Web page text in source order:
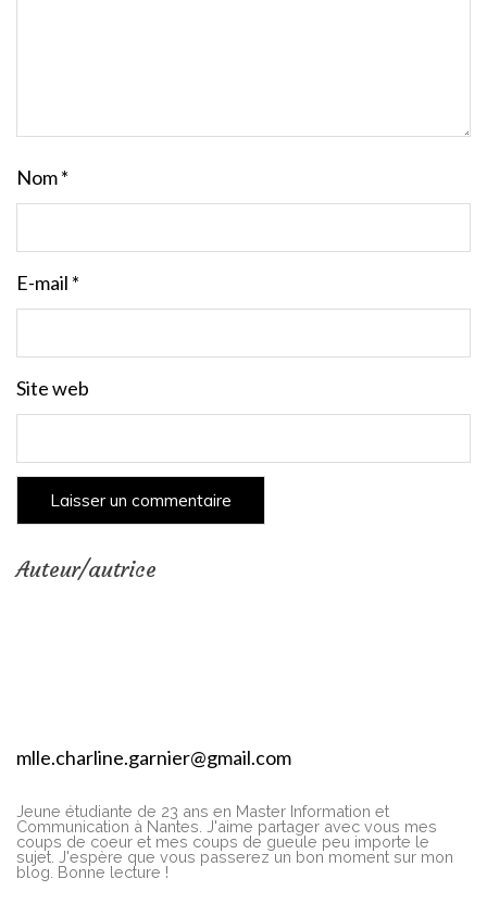
Nom*
E-mail *
Site web
Auteur/autrice
mlle.charline.garnier@gmail.com
Jeune étudiante de 23 ans en Master Information et
Communication à Nantes. J'aime partager avec vous mes
coups de coeur et mes coups de gueule peu importe le
sujet. J'espère que vous passerez un bon moment sur mon
blog. Bonne lecture !